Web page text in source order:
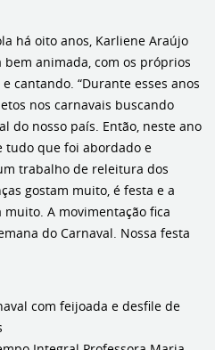
há oito anos, Karliene Araújo
animada, com os próprios
cantando. “Durante esses anos
nos carnavais buscando
do nosso país. Então, neste ano
tudo que foi abordado e
trabalho de releitura dos
gostam muito, é festa e a
A movimentação fica
do Carnaval. Nossa festa
com feijoada e desfile de